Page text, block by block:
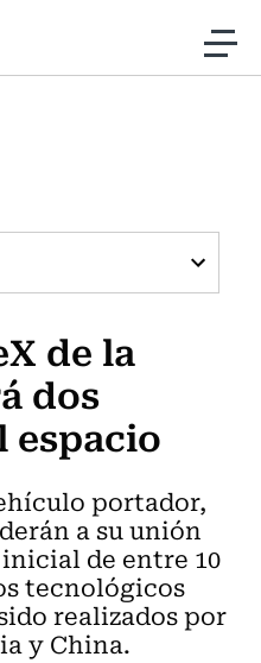
al contenido
de la
dos
espacio
portador,
a su unión
de entre 10
tecnológicos
realizados por
y China.